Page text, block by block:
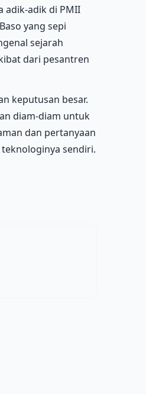
adik-adik di PMII
yang sepi
sejarah
dari pesantren
keputusan besar.
diam-diam untuk
dan pertanyaan
sendiri.